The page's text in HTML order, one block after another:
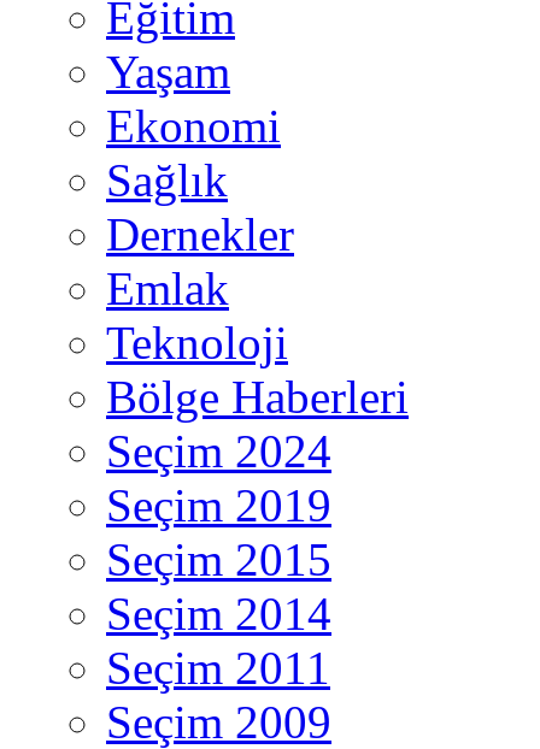
Eğitim
Yaşam
Ekonomi
Sağlık
Dernekler
Emlak
Teknoloji
Bölge Haberleri
Seçim 2024
Seçim 2019
Seçim 2015
Seçim 2014
Seçim 2011
Seçim 2009